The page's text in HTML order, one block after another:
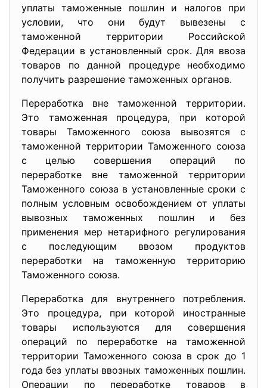
уплаты таможенные пошлин и налогов при
условии, что они будут вывезены с
таможенной территории Российской
Федерации в установленный срок. Для ввоза
товаров по данной процедуре необходимо
получить разрешение таможенных органов.
Переработка вне таможенной территории.
Это таможенная процедура, при которой
товары Таможенного союза вывозятся с
таможенной территории Таможенного союза
с целью совершения операций по
переработке вне таможенной территории
Таможенного союза в установленные сроки с
полным условным освобождением от уплаты
вывозных таможенных пошлин и без
применения мер нетарифного регулирования
с последующим ввозом продуктов
переработки на таможенную территорию
Таможенного союза.
Переработка для внутреннего потребления.
Это процедура, при которой иностранные
товары используются для совершения
операций по переработке на таможенной
территории Таможенного союза в срок до 1
года без уплаты ввозных таможенных пошлин.
Операции по переработке товаров в